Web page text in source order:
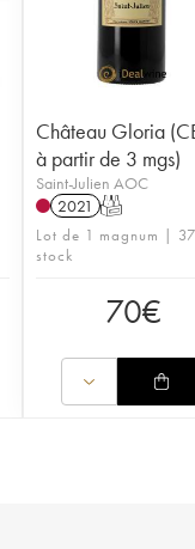
Château Gloria
à partir de 3 mgs)
Saint-Julien AOC
2021 T
Lot de 1 magnum |
stock
70€